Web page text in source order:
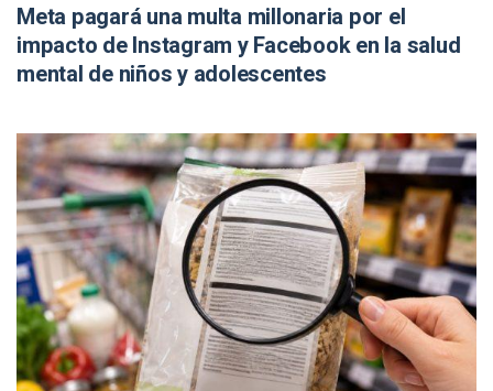
Meta pagará una multa millonaria por el
impacto de Instagram y Facebook en la salud
mental de niños y adolescentes